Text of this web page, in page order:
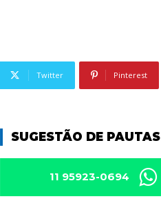
Twitter Pinterest
SUGESTÃO DE PAUTAS
11 95923-0694